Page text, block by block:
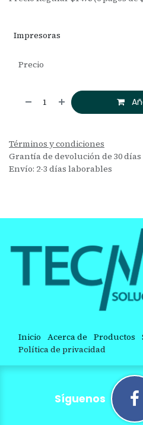
Impresoras
Precio
Términos y condiciones
Grantía de devolución de 30 días
Envío: 2-3 días laborables
Inicio Acerca de Productos
Política de privacidad
Síguenos